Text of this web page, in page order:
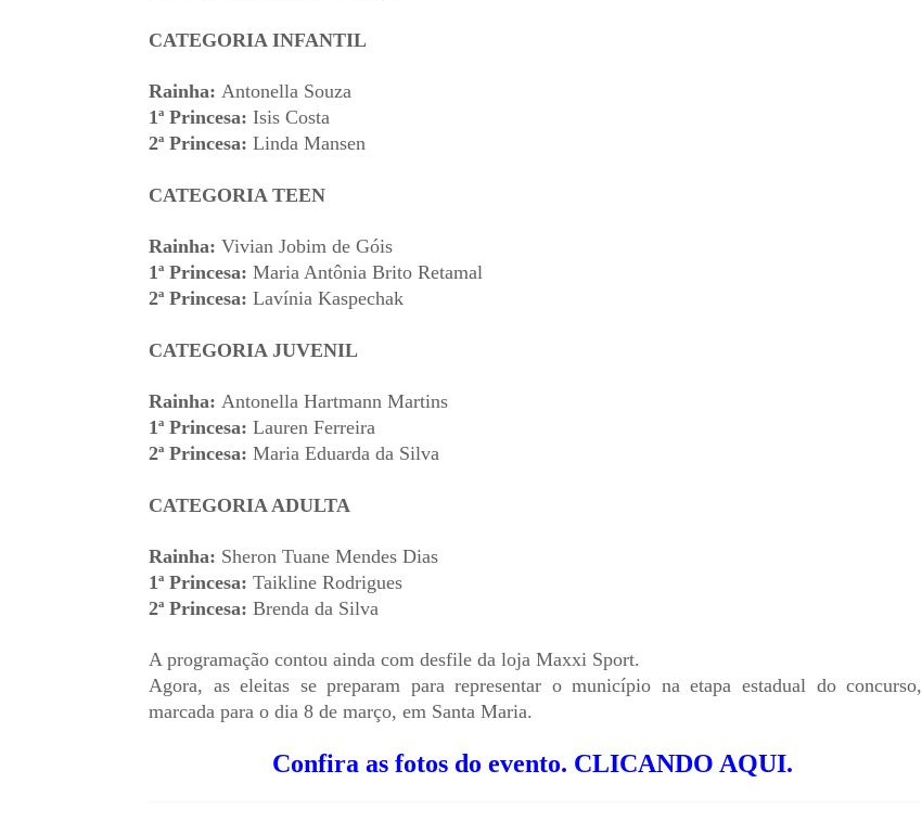
CATEGORIA INFANTIL
Rainha: Antonella Souza
1ª Princesa: Isis Costa
2ª Princesa: Linda Mansen
CATEGORIA TEEN
Rainha: Vivian Jobim de Góis
1ª Princesa: Maria Antônia Brito Retamal
2ª Princesa: Lavínia Kaspechak
CATEGORIA JUVENIL
Rainha: Antonella Hartmann Martins
1ª Princesa: Lauren Ferreira
2ª Princesa: Maria Eduarda da Silva
CATEGORIA ADULTA
Rainha: Sheron Tuane Mendes Dias
1ª Princesa: Taikline Rodrigues
2ª Princesa: Brenda da Silva
A programação contou ainda com desfile da loja Maxxi Sport.
Agora, as eleitas se preparam para representar o município na etapa estadual do concurso,
marcada para o dia 8 de março, em Santa Maria.
Confira as fotos do evento. CLICANDO AQUI.